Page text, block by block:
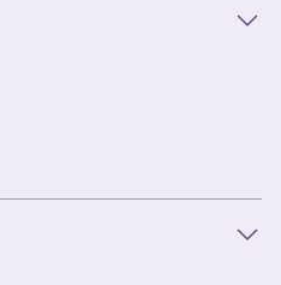
megszabni a játék